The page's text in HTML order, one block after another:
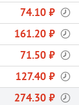
74.10 ₽
161.20 ₽
71.50 ₽
127.40 ₽
274.30 ₽